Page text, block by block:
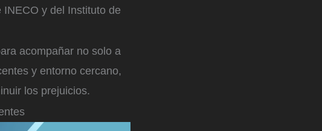
y del Instituto de
acompañar no solo a
y entorno cercano,
los prejuicios.